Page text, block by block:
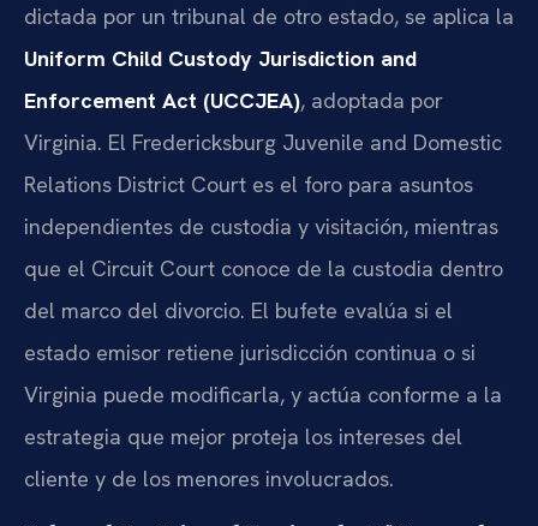
dictada por un tribunal de otro estado, se aplica la
Uniform Child Custody Jurisdiction and
Enforcement Act (UCCJEA), adoptada por
Virginia. El Fredericksburg Juvenile and Domestic
Relations District Court es el foro para asuntos
independientes de custodia y visitación, mientras
que el Circuit Court conoce de la custodia dentro
del marco del divorcio. El bufete evalúa si el
estado emisor retiene jurisdicción continua o si
Virginia puede modificarla, y actúa conforme a la
estrategia que mejor proteja los intereses del
cliente y de los menores involucrados.